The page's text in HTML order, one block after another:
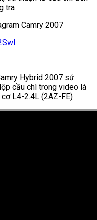
tra
Camry 2007
Hybrid 2007 sử
cầu chì trong video là
L4-2.4L (2AZ-FE)